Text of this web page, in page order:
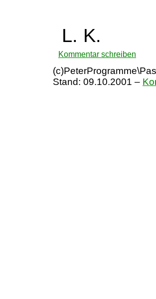
L. K.
Kommentar schreiben
Stand: 09.10.2001 –